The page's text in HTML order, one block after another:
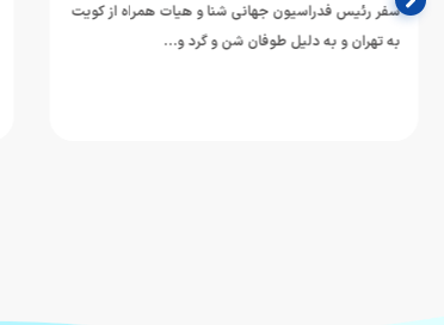
سفر رئیس فدراسیون جهانی شنا و هیات همراه از کویت
به تهران و به دلیل طوفان شن و گرد و…